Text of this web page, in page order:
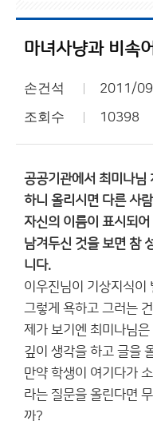
손건석 2011/
조회수 10398
공공기관에서 최미나님
하니 올리시면 다른 사
자신의 이름이 표시되어
남겨두신 것을 보면 참
니다.
이우진님이 기상지식이
그렇게 욕하고 그러는
제가 보기엔 최미나님
깊이 생각을 하고 글을
만약 학생이 여기다가
라는 질문을 올린다면
까?